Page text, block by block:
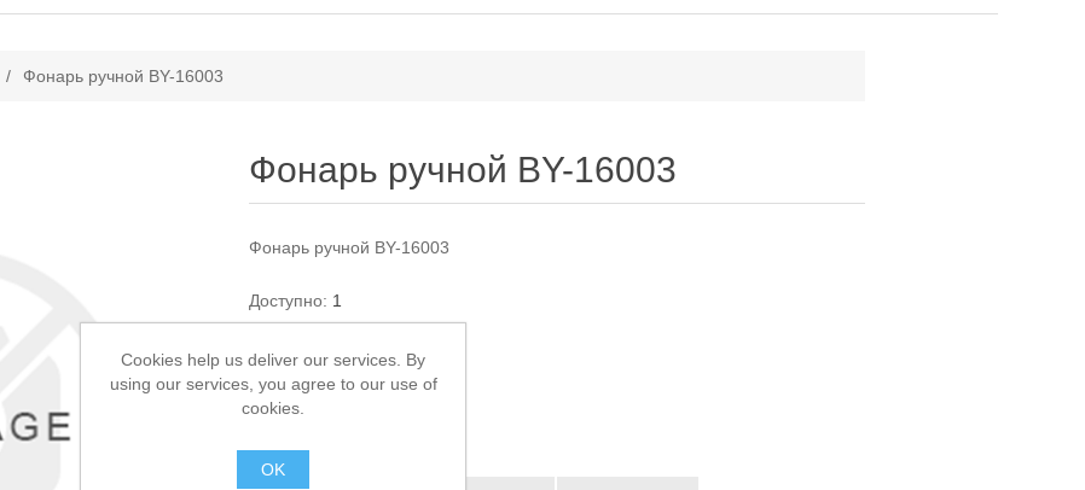
/ Фонарь ручной BY-16003
Фонарь ручной BY-16003
Фонарь ручной BY-16003
Доступно: 1
550,00 ₽
Cookies help us deliver our services. By
using our services, you agree to our use of
cookies.
OK